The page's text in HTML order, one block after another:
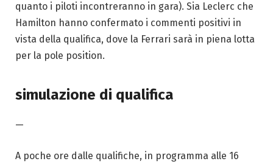
quanto i piloti incontreranno in gara). Sia Leclerc che
Hamilton hanno confermato i commenti positivi in
vista della qualifica, dove la Ferrari sarà in piena lotta
per la pole position.
simulazione di qualifica
—
A poche ore dalle qualifiche, in programma alle 16